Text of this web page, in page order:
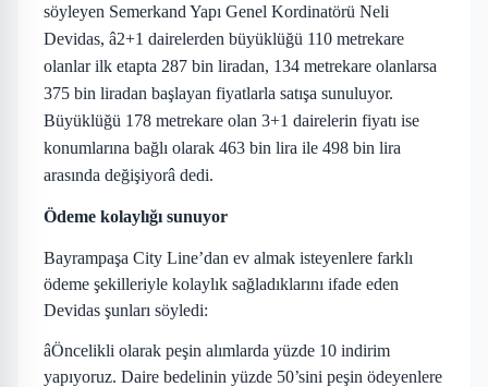
söyleyen Semerkand Yapı Genel Kordinatörü Neli
Devidas, â2+1 dairelerden büyüklüğü 110 metrekare
olanlar ilk etapta 287 bin liradan, 134 metrekare olanlarsa
375 bin liradan başlayan fiyatlarla satışa sunuluyor.
Büyüklüğü 178 metrekare olan 3+1 dairelerin fiyatı ise
konumlarına bağlı olarak 463 bin lira ile 498 bin lira
arasında değişiyorâ dedi.
Ödeme kolaylığı sunuyor
Bayrampaşa City Line’dan ev almak isteyenlere farklı
ödeme şekilleriyle kolaylık sağladıklarını ifade eden
Devidas şunları söyledi:
âÖncelikli olarak peşin alımlarda yüzde 10 indirim
yapıyoruz. Daire bedelinin yüzde 50’sini peşin ödeyenlere